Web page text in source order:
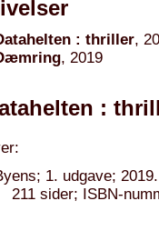
: thriller,
, 2019
:
1. udgave; 2019.
211 sider; ISBN-